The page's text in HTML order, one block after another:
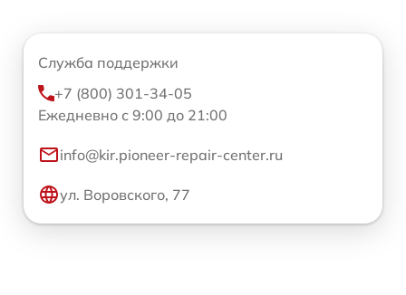
Служба поддержки
+7 (800) 301-34-05
Ежедневно с 9:00 до 21:00
info@kir.pioneer-repair-center.ru
ул. Воровского, 77